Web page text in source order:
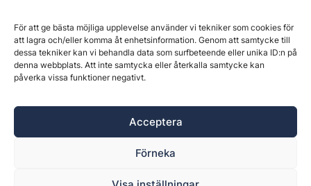
För att ge bästa möjliga upplevelse använder vi tekniker som cookies för
att lagra och/eller komma åt enhetsinformation. Genom att samtycke till
dessa tekniker kan vi behandla data som surfbeteende eller unika ID:n på
denna webbplats. Att inte samtycka eller återkalla samtycke kan
påverka vissa funktioner negativt.
Acceptera
Förneka
Kontakta oss
Östernäsvägen 1, 827 32 Ljusdal, org.nr: 556625-6425 -
Ansvarig utgivare: Henrik Ekberg. Innehållet på denna
webbplats är upphovsrättsligt skyddat. Ange källa vid citering.
Byggvärlden är en del avMarknadsdatagruppen
Policy för datahantering, integritet och cookies